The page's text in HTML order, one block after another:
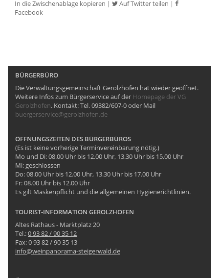
In die Zwischenablage kopieren | Auf Twitter teilen |
Facebook
BÜRGERBÜRO
Die Verwaltungsgemeinschaft Gerolzhofen hat wieder geöffnet.
Weitere Infos zum Bürgerservice auf der Homepage der VG
Gerolzhofen. Kontakt: Tel. 09382/607-0 oder Mail
buergerservice@gerolzhofen.de
ÖFFNUNGSZEITEN DES BÜRGERBÜROS
(Es ist keine vorherige Terminvereinbarung nötig.)
Mo und Di: 08.00 Uhr bis 12.00 Uhr, 13.30 Uhr bis 15.00 Uhr
Mi: geschlossen
Do: 08.00 Uhr bis 12.00 Uhr, 13.30 Uhr bis 17.00 Uhr
Fr: 08.00 Uhr bis 12.00 Uhr
Es gilt Maskenpflicht und die allgemeinen Hygienerichtlinien.
TOURIST-INFORMATION GEROLZHOFEN
Altes Rathaus - Marktplatz 20
Tel.:0 93 82 / 90 35 12
Fax: 0 93 82 / 90 35 13
info@weinpanorama-steigerwald.de